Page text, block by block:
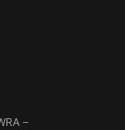
–